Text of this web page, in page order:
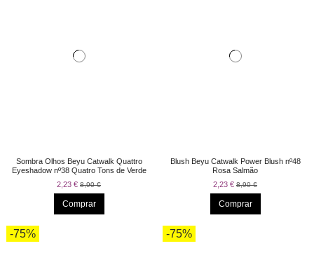
Sombra Olhos Beyu Catwalk Quattro
Eyeshadow nº38 Quatro Tons de Verde
2,23 € 8,90 €
Comprar
Blush Beyu Catwalk Power Blush nº48
Rosa Salmão
2,23 € 8,90 €
Comprar
-75% -75%